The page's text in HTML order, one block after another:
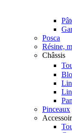
Posca
Résine,
Châssis
Lin
Pinceaux